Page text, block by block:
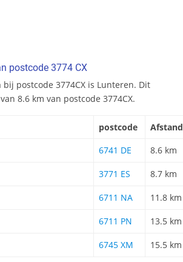
postcode 3774 CX
postcode 3774CX is Lunteren. Dit
8.6 km van postcode 3774CX.
postcode
Afstand
6741 DE 8.6 km
3771 ES 8.7 km
6711 NA 11.8 km
6711 PN 13.5 km
6745 XM 15.5 km